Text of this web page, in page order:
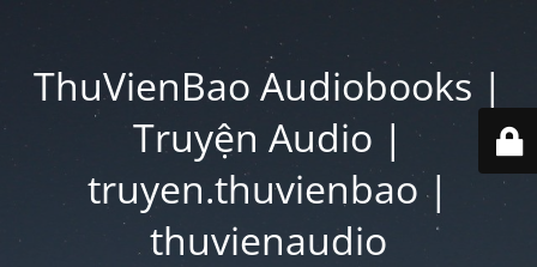
ThuVienBao Audiobooks |
Truyện Audio |
truyen.thuvienbao |
thuvienaudio